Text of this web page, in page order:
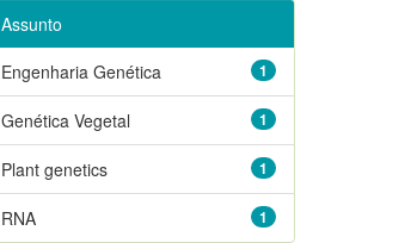
Assunto
1
Engenharia Genética
1
Genética Vegetal
1
Plant genetics
1
RNA